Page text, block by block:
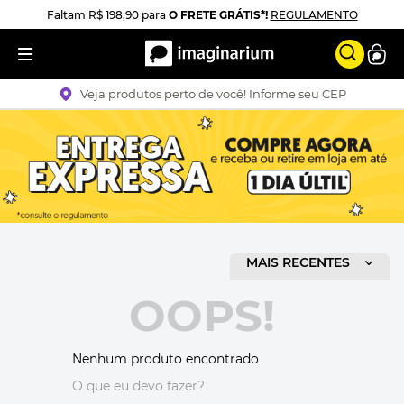
Faltam R$ 198,90paraO FRETE GRÁTIS*! REGULAMENTO
Veja produtos perto de você! Informe seu CEP
ORDENAR POR
MAIS RECENTES
OOPS!
Nenhum produto encontrado
O que eu devo fazer?